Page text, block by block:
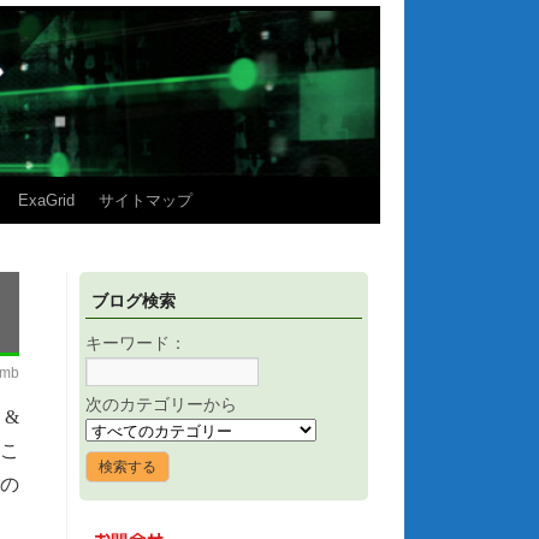
ExaGrid サイトマップ
&
ブログ検索
キーワード：
次のカテゴリーから